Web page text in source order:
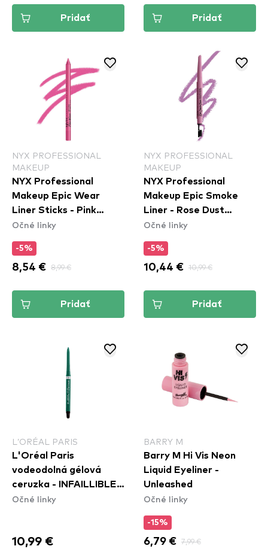
Pridať Pridať
NYX PROFESSIONAL
MAKEUP
NYX Professional
Makeup Epic Wear
Liner Sticks - Pink
Spirit
Očné linky
-5%
8,54 € 8,99 €
Pridať
NYX PROFESSIONAL
MAKEUP
NYX Professional
Makeup Epic Smoke
Liner - Rose Dust
(ESL04)
Očné linky
-5%
10,44 € 10,99 €
Pridať
L’ORÉAL PARIS
L'Oréal Paris
vodeodolná gélová
ceruzka - INFAILLIBLE
36h Grip Gel Automatic
Očné linky
10,99 €
BARRY M
Barry M Hi Vis Neon
Liquid Eyeliner -
Unleashed
Očné linky
-15%
6,79 € 7,99 €